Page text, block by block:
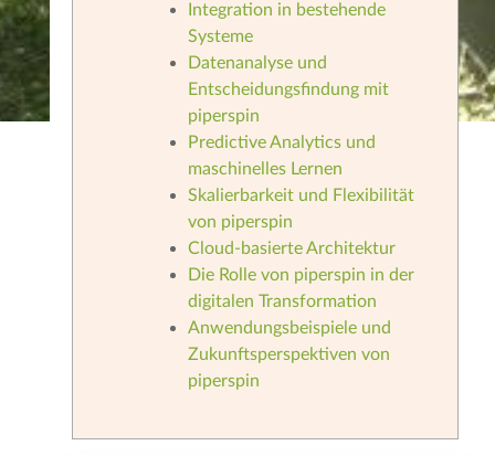
Integration in bestehende
Systeme
Datenanalyse und
Entscheidungsfindung mit
piperspin
Predictive Analytics und
maschinelles Lernen
Skalierbarkeit und Flexibilität
von piperspin
Cloud-basierte Architektur
Die Rolle von piperspin in der
digitalen Transformation
Anwendungsbeispiele und
Zukunftsperspektiven von
piperspin